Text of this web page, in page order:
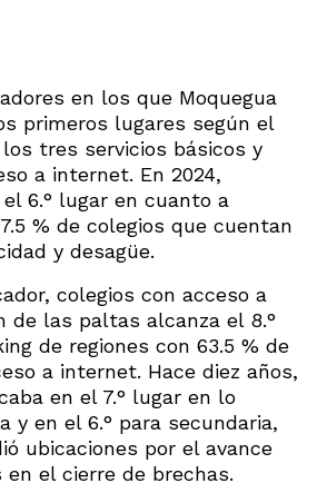
en los que Moquegua
primeros lugares según el
los tres servicios básicos y
a internet. En 2024,
6.° lugar en cuanto a
% de colegios que cuentan
y desagüe.
colegios con acceso a
de las paltas alcanza el 8.°
de regiones con 63.5 % de
a internet. Hace diez años,
en el 7.° lugar en lo
y en el 6.° para secundaria,
ubicaciones por el avance
el cierre de brechas.